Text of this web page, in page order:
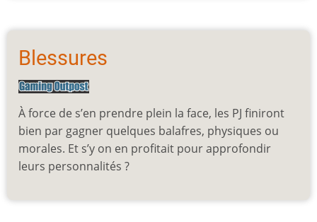
Blessures
À force de s’en prendre plein la face, les PJ finiront
bien par gagner quelques balafres, physiques ou
morales. Et s’y on en profitait pour approfondir
leurs personnalités ?